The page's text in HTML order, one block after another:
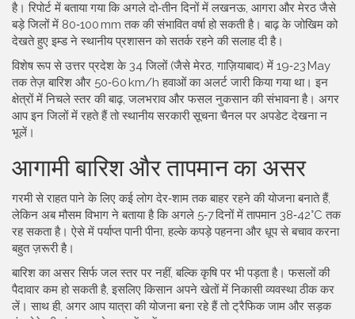
है। रिपोर्ट में बताया गया कि अगले दो‑तीन दिनों में लखनऊ, आगरा और मेरठ जैसे
बड़े जिलों में 80‑100 mm तक की संभावित वर्षा हो सकती है। बाढ़ के जोखिम को
देखते हुए इम्ड ने स्थानीय प्रशासन को सतर्क रहने की सलाह दी है।
विशेष रूप से उत्तर प्रदेश के 34 जिलों (जैसे मेरठ, गाज़ियाबाद) में 19‑23 May
तक तेज़ बारिश और 50‑60 km/h हवाओं का अलर्ट जारी किया गया था। इन
क्षेत्रों में निचले स्तर की बाढ़, जलभराव और फसल नुकसान की संभावना है। अगर
आप इन जिलों में रहते हैं तो स्थानीय सरकारी सूचना चैनल पर अपडेट देखना न
भूलें।
आगामी बारिश और तापमान का असर
गरमी से राहत पाने के लिए कई लोग देर‑शाम तक बाहर रहने की योजना बनाते हैं,
लेकिन अब मौसम विभाग ने बताया है कि अगले 5‑7 दिनों में तापमान 38‑42°C तक
रह सकता है। ऐसे में पर्याप्त पानी पीना, हल्के कपड़े पहनना और धूप से बचाव करना
बहुत ज़रूरी है।
बारिश का असर सिर्फ जल स्तर पर नहीं, बल्कि कृषि पर भी पड़ता है। फसलों की
पैदावार कम हो सकती है, इसलिए किसान अपने खेतों में निकासी व्यवस्था ठीक कर
लें। साथ ही, अगर आप यात्रा की योजना बना रहे हैं तो ट्रैफिक जाम और सड़क